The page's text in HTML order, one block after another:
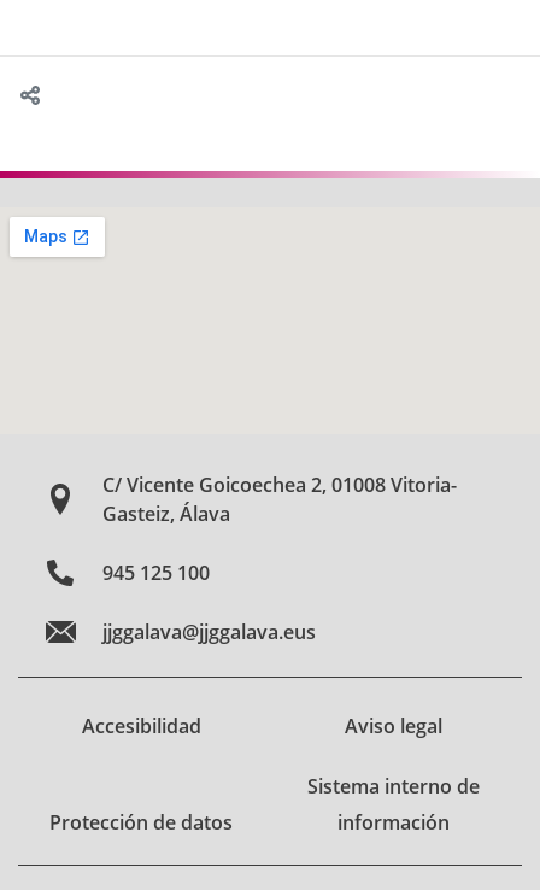
C/ Vicente Goicoechea 2, 01008 Vitoria-
Gasteiz, Álava
945 125 100
jjggalava@jjggalava.eus
Accesibilidad Aviso legal
Protección de datos
Sistema interno de
información